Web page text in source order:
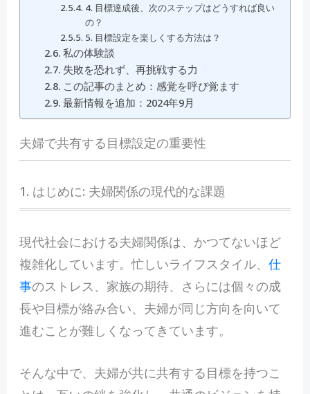
4. 目標達成後、次のステップはどうすれば良い
の？
5. 目標設定を楽しくする方法は？
私の体験談
失敗を恐れず、再挑戦する力
この記事のまとめ：感覚を呼び覚ます
最新情報を追加：2024年9月
夫婦で共有する目標設定の重要性
1. はじめに: 夫婦関係の現代的な課題
現代社会における夫婦関係は、かつてないほど
複雑化しています。忙しいライフスタイル、 仕
事のストレス、家族の期待、さらには個々の成
長や目標が絡み合い、夫婦が同じ方向を向いて
進むことが難しくなってきています。
そんな中で、夫婦が共に共有する目標を持つこ